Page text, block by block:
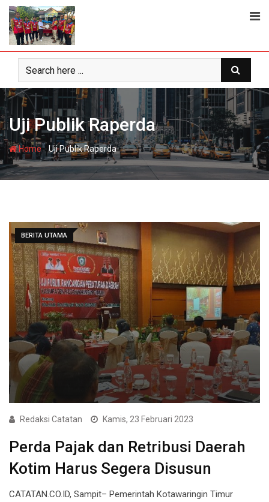
Skip
content
Uji Publik Raperda
Home-Uji Publik Raperda
BERITA UTAMA
Redaksi Catatan Kamis, 23 Februari 2023
Perda Pajak dan Retribusi Daerah
Kotim Harus Segera Disusun
CATATAN.CO.ID, Sampit– Pemerintah Kotawaringin Timur